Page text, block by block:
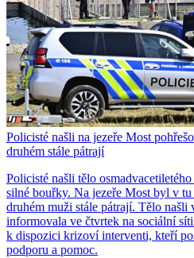
Policisté našli na jezeře Most
druhém stále pátrají
Policisté našli tělo
silné bouřky. Na jezeře Most byl v
druhém muži stále pátrají. Tělo našli
informovala ve čtvrtek na sociální
k dispozici krizoví interventi, kteří
podporu a pomoc.